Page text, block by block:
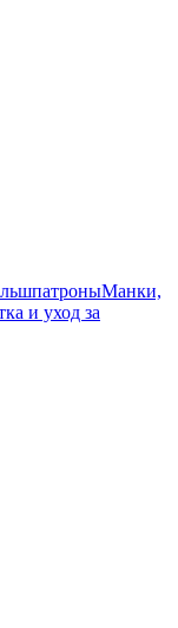
Манки,
и уход за